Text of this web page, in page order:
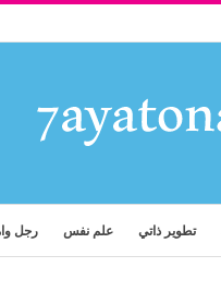
تطوير ذاتي علم نفس رجل